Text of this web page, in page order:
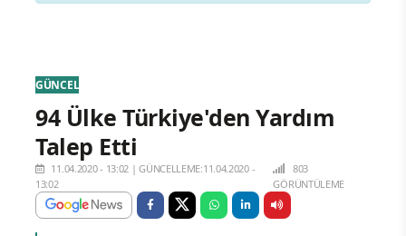
GÜNCEL
94 Ülke Türkiye'den Yardım
Talep Etti
11.04.2020 - 13:02 |GÜNCELLEME:11.04.2020 -
13:02
803
GÖRÜNTÜLEME